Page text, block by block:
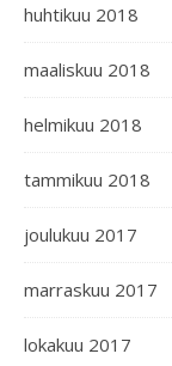
huhtikuu 2018
maaliskuu 2018
helmikuu 2018
tammikuu 2018
joulukuu 2017
marraskuu 2017
lokakuu 2017